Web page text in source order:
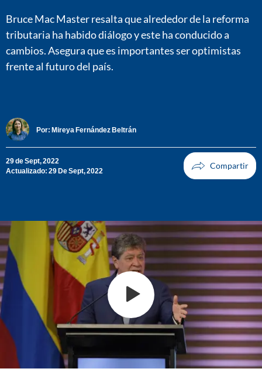
Bruce Mac Master resalta que alrededor de la reforma
tributaria ha habido diálogo y este ha conducido a
cambios. Asegura que es importantes ser optimistas
frente al futuro del país.
Por: Mireya Fernández Beltrán
29 de Sept, 2022
Actualizado: 29 De Sept, 2022